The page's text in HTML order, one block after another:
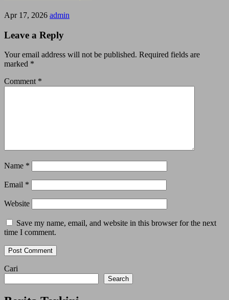
Apr 17, 2026 admin
Leave a Reply
Your email address will not be published. Required fields are
marked *
Comment *
Name *
Email *
Website
Save my name, email, and website in this browser for the next
time I comment.
Cari
Search